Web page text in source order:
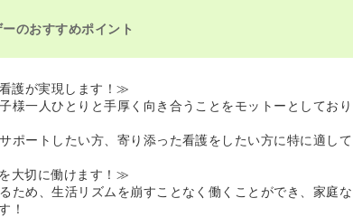
のおすすめポイント
護が実現します！≫
様一人ひとりと手厚く向き合うことをモットーとしてお
ポートしたい方、寄り添った看護をしたい方に特に適し
大切に働けます！≫
ため、生活リズムを崩すことなく働くことができ、家庭
！